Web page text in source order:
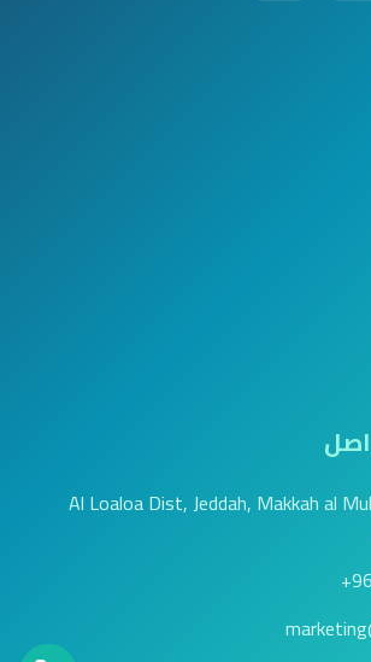
Al Loaloa Dist, Jeddah, Makkah al